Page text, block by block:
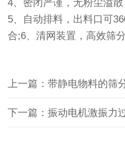
4、密闭严谨，无粉尘溢
5、自动排料，出料口可
合;6、清网装置，高效筛分
上一篇：带静电物料的筛
下一篇：振动电机激振力